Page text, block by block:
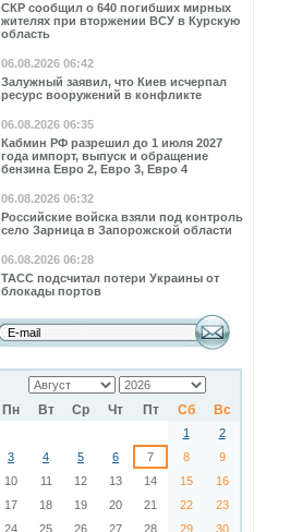
СКР сообщил о 640 погибших мирных
жителях при вторжении ВСУ в Курскую
область
06.08.2026 06:42
Залужный заявил, что Киев исчерпал
ресурс вооружений в конфликте
06.08.2026 06:35
Кабмин РФ разрешил до 1 июля 2027
года импорт, выпуск и обращение
бензина Евро 2, Евро 3, Евро 4
06.08.2026 06:32
Российские войска взяли под контроль
село Зарница в Запорожской области
06.08.2026 06:28
ТАСС подсчитал потери Украины от
блокады портов
Пн Вт Ср Чт Пт Сб Вс
1
2
3
4 5 6 7 8
9
10
11 12 13 14 15
16
17
18 19 20 21 22
23
24
25 26 27 28 29 30